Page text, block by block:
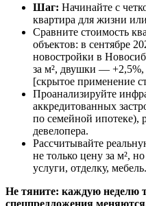
Шаг: Начинайте с
квартира для жизни
Сравните стоимость
объектов: в сентябре
новостройки в
за м², двушки —
[скрытое применение
Проанализируйте
аккредитованных
по семейной ипотеке),
девелопера.
Рассчитывайте
не только цену за м²,
услуги, отделку, мебель.
Не тяните: каждую неделю
спецпредложения